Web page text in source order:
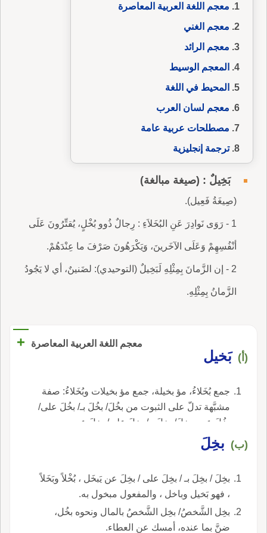
معجم اللغة العربية المعاصرة
معجم الغني
معجم الرائد
المعجم الوسيط
المحيط في اللغة
معجم لسان العرب
مصطلحات عربية عامة
ترجمة إنجليزية
بَخِيلٌ : (صيغة مبالغة)
(صِيغَةُ فَعِيل).
1 - رَوَى نَوادِرَ عَنِ البُخَلاَءِ : رِجالٌ ذُوو بُخْلٍ، يُقتِّرُونَ عَلَى
أنْفُسِهِمْ وَعَلَى الآخَرينَ، وَيَكْرَهُونَ صَرْفَ ما عِنْدَهُمْ.
2 - إن الزَّمانَ بِمِثْلِهِ لَبَخِيلٌ (التوحيدي): لضَنينٌ، أي لا يَجُودُ
الزَّمانُ بِمِثْلِهِ.
معجم اللغة العربية المعاصرة +
(أ) بَخيل
جمع بُخَلاءُ، مؤ بخيلة، جمع مؤ بخيلات وبُخَلاءُ: صفة
مشبَّهة تدلّ على الثبوت من بخُلَ/ بخُلَ بـ/ بخُلَ على/
بخُلَ عن وبخِلَ/ بخِلَ بـ/ بخِلَ على/ بخِلَ عن.
(ب) بخِلَ
بخِلَ / بخِلَ بـ / بخِلَ على / بخِلَ عن يَبخَل ، بُخْلاً وبَخَلاً
، فهو بَخيل وباخل ، والمفعول مبخول به.
بخِل الشَّخصُ/ بخِل الشَّخصُ بالمال ونحوه بخُل،
ضنَّ بما عنده، أمسك عن العطاء.